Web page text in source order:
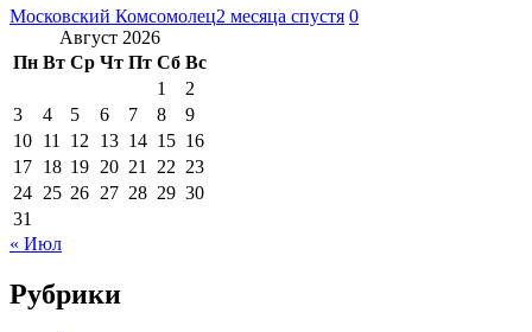
Московский Комсомолец2 месяца спустя 0
Август 2026
Пн Вт Ср Чт Пт Сб Вс
1
2
3
4 5 6 7 8
9
10 11 12 13 14 15 16
17 18 19 20 21 22 23
24 25 26 27 28 29 30
31
« Июл
Рубрики